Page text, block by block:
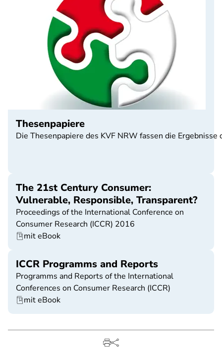
Thesenpapiere
Die Thesenpapiere des KVF NRW fassen die
The 21st Century Consumer:
Vulnerable, Responsible, Transparent?
Proceedings of the International Conference on
Consumer Research (ICCR) 2016
mit eBook
ICCR Programms and Reports
Programms and Reports of the International
Conferences on Consumer Research (ICCR)
mit eBook